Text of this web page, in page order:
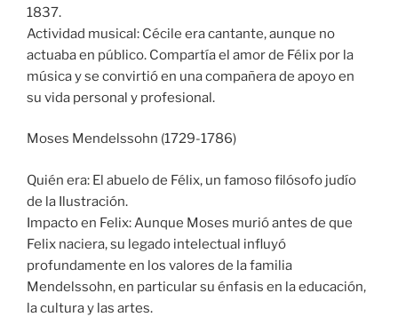
1837.
Actividad musical: Cécile era cantante, aunque no
actuaba en público. Compartía el amor de Félix por la
música y se convirtió en una compañera de apoyo en
su vida personal y profesional.
Moses Mendelssohn (1729-1786)
Quién era: El abuelo de Félix, un famoso filósofo judío
de la Ilustración.
Impacto en Felix: Aunque Moses murió antes de que
Felix naciera, su legado intelectual influyó
profundamente en los valores de la familia
Mendelssohn, en particular su énfasis en la educación,
la cultura y las artes.